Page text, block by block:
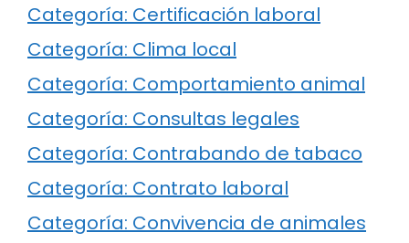
Categoría: Certificación laboral
Categoría: Clima local
Categoría: Comportamiento animal
Categoría: Consultas legales
Categoría: Contrabando de tabaco
Categoría: Contrato laboral
Categoría: Convivencia de animales